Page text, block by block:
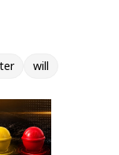
का पद संभाला
विभागों में
शांत लेकिन
सरकार ने उन्हें
में प्रशासनिक
रही हैं।
will